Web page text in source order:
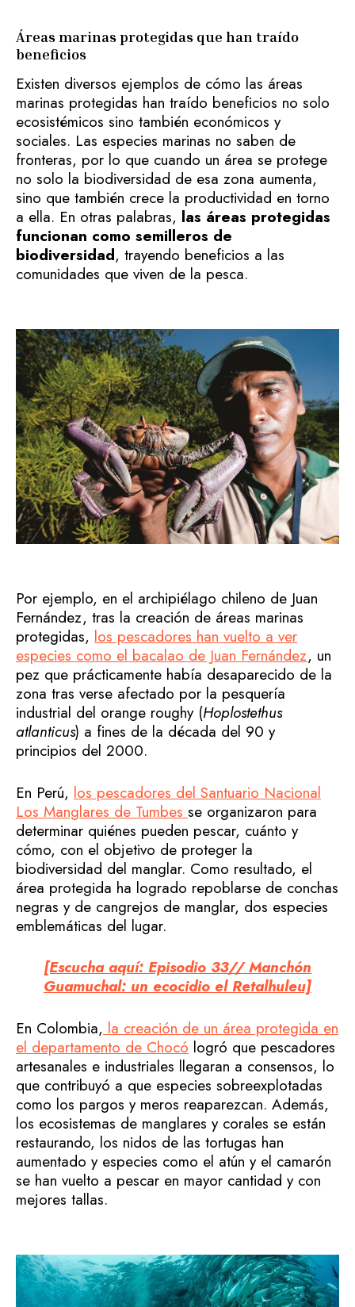
Áreas marinas protegidas que han traído
beneficios
Existen diversos ejemplos de cómo las áreas
marinas protegidas han traído beneficios no solo
ecosistémicos sino también económicos y
sociales. Las especies marinas no saben de
fronteras, por lo que cuando un área se protege
no solo la biodiversidad de esa zona aumenta,
sino que también crece la productividad en torno
a ella. En otras palabras, las áreas protegidas
funcionan como semilleros de
biodiversidad, trayendo beneficios a las
comunidades que viven de la pesca.
Por ejemplo, en el archipiélago chileno de Juan
Fernández, tras la creación de áreas marinas
protegidas, los pescadores han vuelto a ver
especies como el bacalao de Juan Fernández, un
pez que prácticamente había desaparecido de la
zona tras verse afectado por la pesquería
industrial del orange roughy (Hoplostethus
atlanticus) a fines de la década del 90 y
principios del 2000.
En Perú, los pescadores del Santuario Nacional
Los Manglares de Tumbes se organizaron para
determinar quiénes pueden pescar, cuánto y
cómo, con el objetivo de proteger la
biodiversidad del manglar. Como resultado, el
área protegida ha logrado repoblarse de conchas
negras y de cangrejos de manglar, dos especies
emblemáticas del lugar.
[Escucha aquí: Episodio 33// Manchón
Guamuchal: un ecocidio el Retalhuleu]
En Colombia, la creación de un área protegida en
el departamento de Chocó logró que pescadores
artesanales e industriales llegaran a consensos, lo
que contribuyó a que especies sobreexplotadas
como los pargos y meros reaparezcan. Además,
los ecosistemas de manglares y corales se están
restaurando, los nidos de las tortugas han
aumentado y especies como el atún y el camarón
se han vuelto a pescar en mayor cantidad y con
mejores tallas.